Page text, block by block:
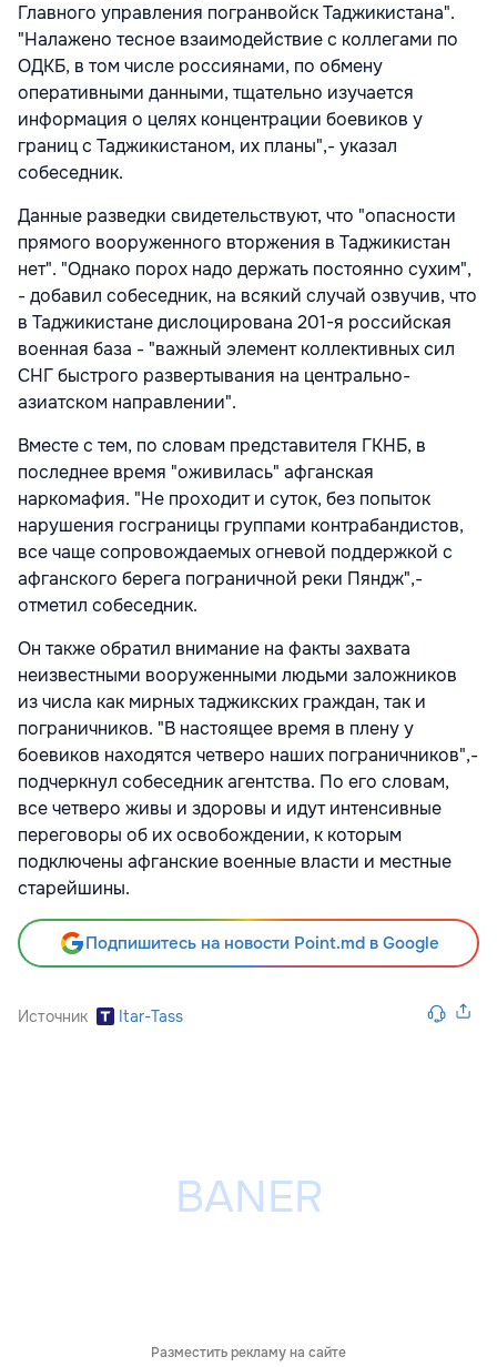
Главного управления погранвойск Таджикистана".
"Налажено тесное взаимодействие с коллегами по
ОДКБ, в том числе россиянами, по обмену
оперативными данными, тщательно изучается
информация о целях концентрации боевиков у
границ с Таджикистаном, их планы",- указал
собеседник.
Данные разведки свидетельствуют, что "опасности
прямого вооруженного вторжения в Таджикистан
нет". "Однако порох надо держать постоянно сухим",
- добавил собеседник, на всякий случай озвучив, что
в Таджикистане дислоцирована 201-я российская
военная база - "важный элемент коллективных сил
СНГ быстрого развертывания на центрально-
азиатском направлении".
Вместе с тем, по словам представителя ГКНБ, в
последнее время "оживилась" афганская
наркомафия. "Не проходит и суток, без попыток
нарушения госграницы группами контрабандистов,
все чаще сопровождаемых огневой поддержкой с
афганского берега пограничной реки Пяндж",-
отметил собеседник.
Он также обратил внимание на факты захвата
неизвестными вооруженными людьми заложников
из числа как мирных таджикских граждан, так и
пограничников. "В настоящее время в плену у
боевиков находятся четверо наших пограничников",-
подчеркнул собеседник агентства. По его словам,
все четверо живы и здоровы и идут интенсивные
переговоры об их освобождении, к которым
подключены афганские военные власти и местные
старейшины.
Подпишитесь на новости Point.md в Google
Источник Itar-Tass
Разместить рекламу на сайте